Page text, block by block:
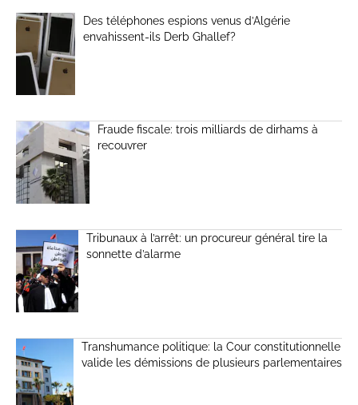
Des téléphones espions venus d’Algérie
envahissent-ils Derb Ghallef?
Fraude fiscale: trois milliards de dirhams à
recouvrer
Tribunaux à l’arrêt: un procureur général tire la
sonnette d’alarme
Transhumance politique: la Cour constitutionnelle
valide les démissions de plusieurs parlementaires